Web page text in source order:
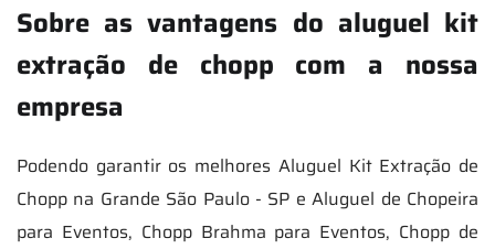
Sobre as vantagens do aluguel kit
extração de chopp com a nossa
empresa
Podendo garantir os melhores Aluguel Kit Extração de
Chopp na Grande São Paulo - SP e Aluguel de Chopeira
para Eventos, Chopp Brahma para Eventos, Chopp de